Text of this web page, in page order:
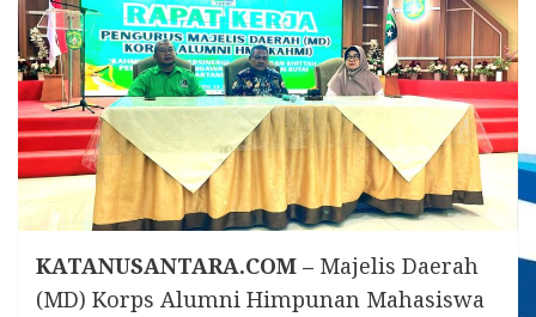
KATANUSANTARA.COM – Majelis Daerah
(MD) Korps Alumni Himpunan Mahasiswa